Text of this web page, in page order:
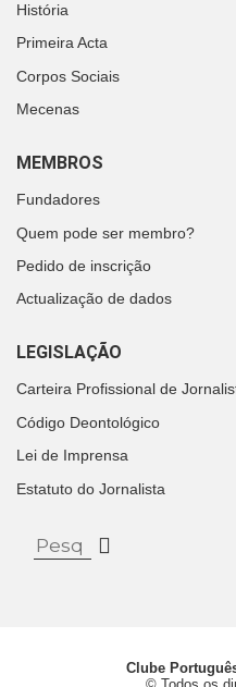
História
Primeira Acta
Corpos Sociais
Mecenas
MEMBROS
Fundadores
Quem pode ser membro?
Pedido de inscrição
Actualização de dados
LEGISLAÇÃO
Carteira Profissional de
Código Deontológico
Lei de Imprensa
Estatuto do Jornalista
Clube